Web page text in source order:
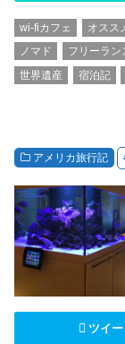
wi-fiカフェ オスス
ノマド
フリーラン
世界遺産
宿泊記
アメリカ旅行記
ツイー